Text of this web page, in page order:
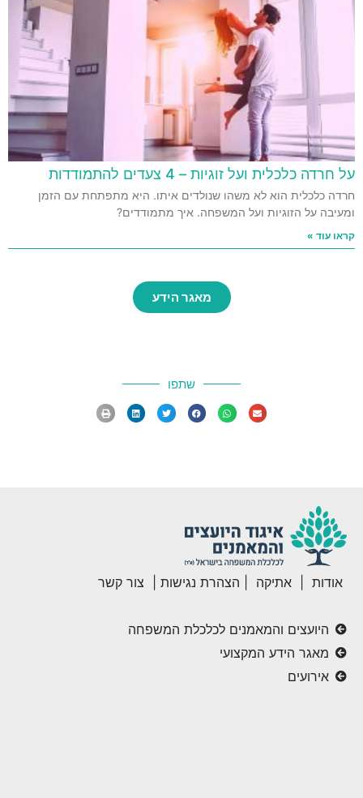
על חרדה כלכלית ועל זוגיות – 4 צעדים להתמודדות
חרדה כלכלית הוא לא משהו שנולדים איתו. היא מתפתחת עם הזמן
ומעיבה על הזוגיות ועל המשפחה. איך מתמודדים?
קראו עוד »
מאגר הידע
שתפו
אודות אתיקה הצהרת נגישות צור קשר
היועצים והמאמנים לכלכלת המשפחה
מאגר הידע המקצועי
אירועים